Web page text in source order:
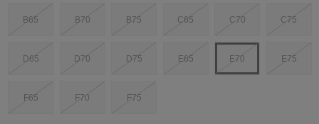
B65 B70 B75 C65 C70 C75
D65 D70 D75 E65 E70 E75
F65 F70 F75